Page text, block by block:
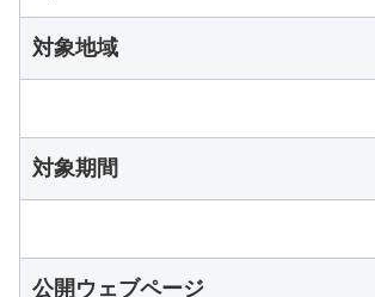
対象地域
対象期間
公開ウェブページ